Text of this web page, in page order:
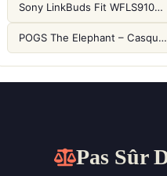
Sony LinkBuds Fit WFLS910NW Blanc – Écouteurs Sport Ailes ANC
POGS The Elephant – Casque Filaire Enfants 85dB POGS-Safe™ (Éco-Responsable)
Pas Sûr